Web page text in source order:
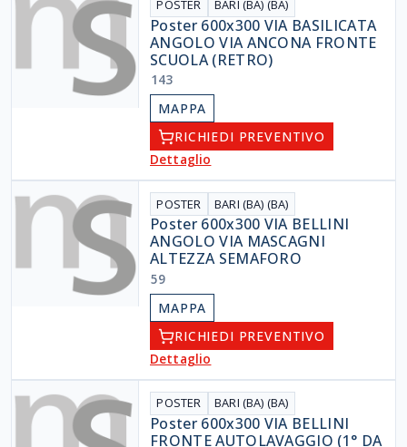
POSTER BARI (BA) (BA)
Poster 600x300 VIA BASILICATA
ANGOLO VIA ANCONA FRONTE
SCUOLA (RETRO)
143
MAPPA
RICHIEDI PREVENTIVO
Dettaglio
POSTER BARI (BA) (BA)
Poster 600x300 VIA BELLINI
ANGOLO VIA MASCAGNI
ALTEZZA SEMAFORO
59
MAPPA
RICHIEDI PREVENTIVO
Dettaglio
POSTER BARI (BA) (BA)
Poster 600x300 VIA BELLINI
FRONTE AUTOLAVAGGIO (1° DA